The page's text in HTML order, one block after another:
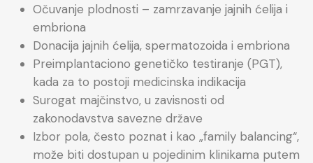
Očuvanje plodnosti – zamrzavanje jajnih ćelija i
embriona
Donacija jajnih ćelija, spermatozoida i embriona
Preimplantaciono genetičko testiranje (PGT),
kada za to postoji medicinska indikacija
Surogat majčinstvo, u zavisnosti od
zakonodavstva savezne države
Izbor pola, često poznat i kao „family balancing“,
može biti dostupan u pojedinim klinikama putem